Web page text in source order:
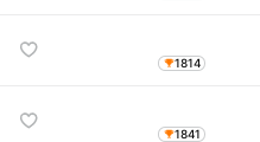
1814
1841